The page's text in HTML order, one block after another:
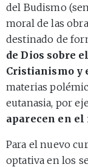
del Budismo
moral de las
destinado de
de Dios sobre
Cristianismo y
materias
eutanasia, por
aparecen en
Para el nuevo
optativa en los